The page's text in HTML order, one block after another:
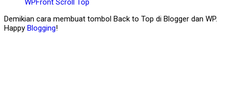
WPFront Scroll Top
Demikian cara membuat tombol Back to Top di Blogger dan WP.
Happy Blogging!